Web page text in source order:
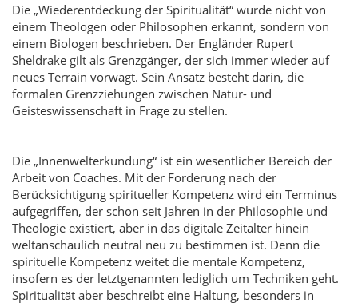
Die „Wiederentdeckung der Spiritualität“ wurde nicht von
einem Theologen oder Philosophen erkannt, sondern von
einem Biologen beschrieben. Der Engländer Rupert
Sheldrake gilt als Grenzgänger, der sich immer wieder auf
neues Terrain vorwagt. Sein Ansatz besteht darin, die
formalen Grenzziehungen zwischen Natur- und
Geisteswissenschaft in Frage zu stellen.
Die „Innenwelterkundung“ ist ein wesentlicher Bereich der
Arbeit von Coaches. Mit der Forderung nach der
Berücksichtigung spiritueller Kompetenz wird ein Terminus
aufgegriffen, der schon seit Jahren in der Philosophie und
Theologie existiert, aber in das digitale Zeitalter hinein
weltanschaulich neutral neu zu bestimmen ist. Denn die
spirituelle Kompetenz weitet die mentale Kompetenz,
insofern es der letztgenannten lediglich um Techniken geht.
Spiritualität aber beschreibt eine Haltung, besonders in